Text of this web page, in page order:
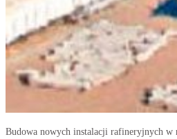
Budowa nowych instalacji rafineryjnych w